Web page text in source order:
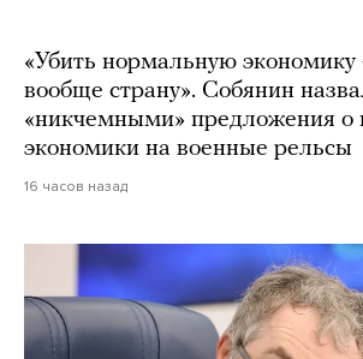
«Убить нормальную экономику
вообще страну». Собянин
«никчемными» предложения о
экономики на военные рельсы
16 часов назад